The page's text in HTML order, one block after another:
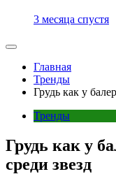
3 месяца спустя
Главная
Тренды
Грудь как у
Тренды
Грудь как у
среди звезд